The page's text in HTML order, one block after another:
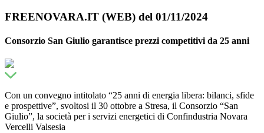
FREENOVARA.IT (WEB) del 01/11/2024
Consorzio San Giulio garantisce prezzi competitivi da 25 anni
Con un convegno intitolato “25 anni di energia libera: bilanci, sfide
e prospettive”, svoltosi il 30 ottobre a Stresa, il Consorzio “San
Giulio”, la società per i servizi energetici di Confindustria Novara
Vercelli Valsesia